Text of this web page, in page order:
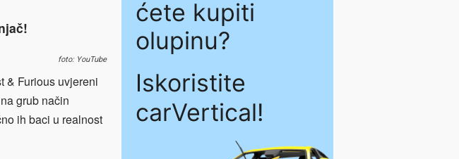
foto: YouTube
& Furious uvjereni
grub način
ih baci u realnost